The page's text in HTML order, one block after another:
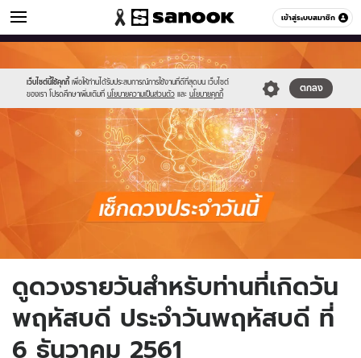
เข้าสู่ระบบสมาชิก
ดูดวง หมวดอื่นๆ
เว็บไซต์นี้ใช้คุกกี้ เพื่อให้ท่านได้รับประสบการณ์การใช้งานที่ดีที่สุดบน เว็บไซต์
ของเรา โปรดศึกษาเพิ่มเติมที่ นโยบายความเป็นส่วนตัว และ นโยบายคุกกี้
ตกลง
//s.isanook.com/sr/0/images/logo-
new-
sanook.png
//s.isanook.com/ho/0/ud/fxd/day/daily_thusday.png
ดูดวงรายวันสำหรับท่านที่เกิดวัน
พฤหัสบดี ประจำวันพฤหัสบดี ที่
6 ธันวาคม 2561